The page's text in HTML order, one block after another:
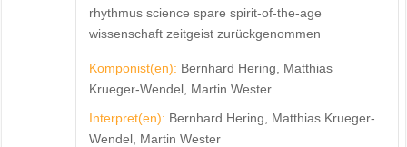
rhythmus science spare spirit-of-the-age
wissenschaft zeitgeist zurückgenommen
Komponist(en): Bernhard Hering, Matthias
Krueger-Wendel, Martin Wester
Interpret(en): Bernhard Hering, Matthias Krueger-
Wendel, Martin Wester